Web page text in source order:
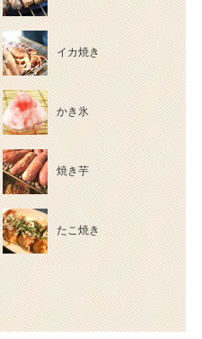
イカ焼き
かき氷
焼き芋
たこ焼き